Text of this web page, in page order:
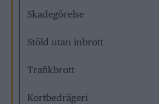
Skadegörelse
Stöld utan inbrott
Trafikbrott
Kortbedrägeri